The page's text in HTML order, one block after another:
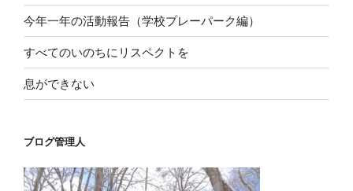
今年一年の活動報告（学校プレーパーク編）
すべてのいのちにリスペクトを
息ができない
ブログ管理人